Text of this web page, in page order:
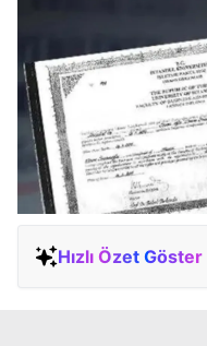
Hızlı Özet Göster